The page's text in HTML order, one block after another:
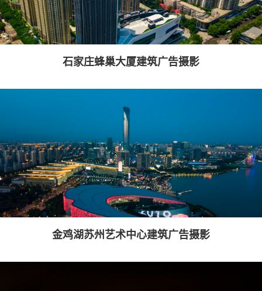
石家庄蜂巢大厦建筑广告摄影
金鸡湖苏州艺术中心建筑广告摄影